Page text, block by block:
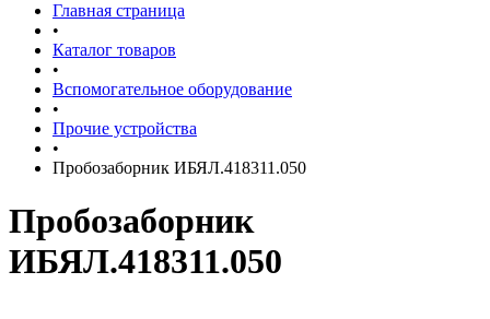
Главная страница
•
Каталог товаров
•
Вспомогательное оборудование
•
Прочие устройства
•
Пробозаборник ИБЯЛ.418311.050
Пробозаборник
ИБЯЛ.418311.050